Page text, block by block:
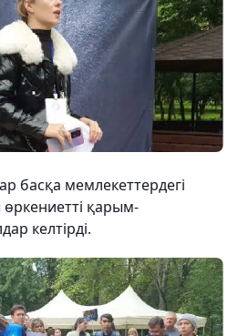
басқа мемлекеттердегі
қарым-
келтірді.